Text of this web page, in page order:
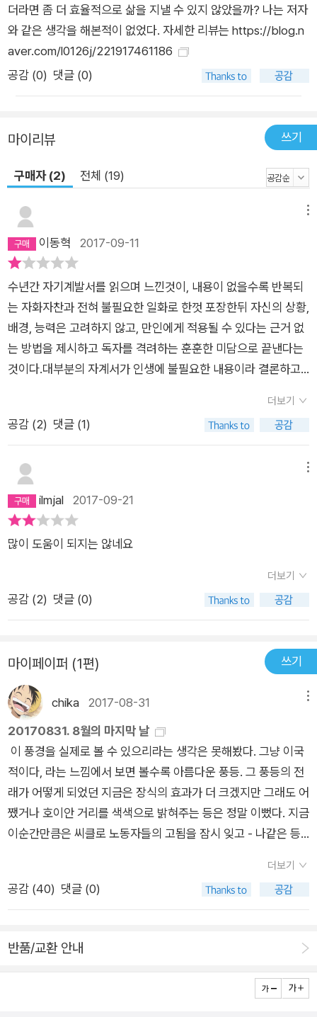
안 완벽주의로 일해서는 안 된다는 것이다. 그래서는 일의 80%
를 끝내지 못한다. 2일의 시간은 이 일을 해낼 수 있는가 없는가
를 판단하는 기간이자 일의 큰 그림을 그리는 기간이다. 완벽주의
의 덫에 걸려 세부 수정에 발목이 잡히면 결국 어떤 일도 제시간
해낸다면, 8일의 여유 시간이 생긴다. 8일 동안 나머지 20%의
일을 천천히 마무리하면서, 자신이 좋아하는 일을 시도해볼 수 있
다. 어째서 여유 시간이 이렇게 길어야 할까? 여유 시간이야말로
몰입과 능률을 올리는 바로미터이기 때문이다. 사람은 24시간
몰입할 수 없다. 그러나 야근과 밤샘, 주말 근무를 하다 보면 장시
간 억지로 몰입하게 되고, 그 결과 집중도가 떨어져 능률이 오르
지 않는 경험을 누구나 해봤을 것이다. 결국 당신의 일이 끝나지
유 시간을 충분히 확보해내는 것이 일을 잘할 수 있는 관건인 셈
이다. 책에는 ‘로켓 스타트 시간 관리법’을 200% 효과적으로 사
용하기 위한 방법도 담겨 있다. ‘계왕권으로 몰입하라’ ‘정확히 예
측하려면 일단 시작하라’ ‘일을 전속력으로 끝내서는 안 된다’ ‘일
단 만들면 미래가 바뀐다’ ‘마감에 맞추면 마감을 지킬 수 없다’
등등 40년의 통찰이 담긴 노하우가 가득하다. 한 단계 더 나아가
상황별 ‘로켓 스타트 시간 관리법’의 활용법도 눈여겨볼만하다.
부를 병행할 때’와 같이 직장인들에게 익숙한 문제 상황별 대응법
이 담겨 있다. 직장인이든 프리랜서든, 1인 사업자든, 시간 관리에
애를 먹는 누구라도 시간의 기술을 손쉽게 익힐 수 있을 것이다.
“좋아하는 일을 할 때 시간의 힘은 더 강력하다” 일의 본질과 시
간의 진정한 가치를 깨닫게 하는 자기 관리의 필독서 ‘로켓 스타
것이다. 진정한 시간의 힘을 느끼려면 그것을 적재적소에 써야 한
다. 저자는 말한다. “좋아하는 일을 할 때 시간 관리법의 진정한
힘을 느낄 수 있다”고. 그 역시 마찬가지였다. 프로그래밍이 좋아
서 공부 시간을 극도로 효율화해 남는 시간에 프로그램을 만들었
다. 새로운 일을 하고 싶다는 마음에 안정적인 회사를 뛰쳐나와
마이크로소프트 일본 법인에 들어갔고, 핵심적인 일을 하고 싶다
는 이유로 빌 게이츠와 직접 담판을 짓고 미국 본사에 들어갔다. 1
1년 만에 마이크로소프트를 퇴사한 이유도 IT업계의 패권을 쥔
회사를 나와 새로운 일에 도전하고 싶어서였다. ‘좋아하는 일’을
할 때마다 시간 관리법은 그에게 엄청난 동력이 되었다. 그 40년
의 역사를 고스란히 담은 ‘로켓 스타트 시간 관리법’은 좋아하는
일에 몰입하는 최선의 방법이다. 책의 마지막장에는 좋아하는 일
을 찾기 위한 시간 명장의 인생철학이 고스란히 담겨 있다. ‘목적
시작하라’ ‘실패보다 더 두려운 것은 원하는 일을 하지 못할 때다’
등등 일이든 공부든 인생의 본질을 깨닫게 하는 단단한 조언들은
읽는 이의 마음을 한 뼘 더 성장시킨다. 이 책은 시간의 노하우만
시간을 쓸 수 있는 유일한 길을 알려준다. 자기 관리의 필독서일
더라면 좀 더 효율적으로 삶을 지낼 수 있지 않았을까? 나는 저자
와 같은 생각을 해본적이 없었다. 자세한 리뷰는 https://blog.n
aver.com/l0126j/221917461186
공감 (0) 댓글 (0)
마이리뷰 쓰기
구매자 (2) 전체 (19)
이동혁 2017-09-11
수년간 자기계발서를 읽으며 느낀것이, 내용이 없을수록 반복되
는 자화자찬과 전혀 불필요한 일화로 한껏 포장한뒤 자신의 상황,
배경, 능력은 고려하지 않고, 만인에게 적용될 수 있다는 근거 없
는 방법을 제시하고 독자를 격려하는 훈훈한 미담으로 끝낸다는
것이다.대부분의 자계서가 인생에 불필요한 내용이라 결론하고
호기심에 읽어봤지만 역시나 너무나 뻔하고 당연한 내용들에 설
명마저 부실하고 필력이 저열하여 읽기가 괴로울 정도였다. 저자
다.
더보기
공감 (2) 댓글 (1)
ilmjal 2017-09-21
많이 도움이 되지는 않네요
더보기
공감 (2) 댓글 (0)
마이페이퍼 (1편) 쓰기
chika 2017-08-31
20170831. 8월의 마지막 날
이 풍경을 실제로 볼 수 있으리라는 생각은 못해봤다. 그냥 이국
적이다, 라는 느낌에서 보면 볼수록 아름다운 풍등. 그 풍등의 전
래가 어떻게 되었던 지금은 장식의 효과가 더 크겠지만 그래도 어
쨌거나 호이안 거리를 색색으로 밝혀주는 등은 정말 이뻤다. 지금
이순간만큼은 씨클로 노동자들의 고됨을 잠시 잊고 - 나같은 등
황급히 다른 사람을 밀어넣고 5분여를 기다린 후에 다행히 젊고
통통한 애가 와서 조금은 덜 부담스러운 마음으로 거리 여행을 즐
냥 넘겨도 될 것을 악착같이 뭔가 한 권이라도 더 사볼까 하고 기
웃거리고 있는 내가 조금은 한심스럽기도 하지만 어쩔건가. 이미
더보기
공감 (40) 댓글 (0)
반품/교환 안내